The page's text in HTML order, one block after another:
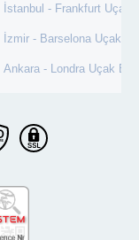
İstanbul - Frankfurt Uçak
İzmir - Barselona Uçak
Ankara - Londra Uçak